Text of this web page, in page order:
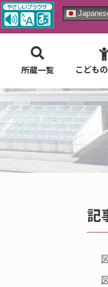
所蔵一覧 こども
記